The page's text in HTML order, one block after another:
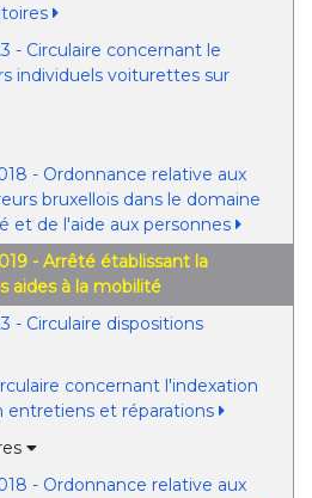
- Circulaire concernant le
individuels voiturettes sur
- Ordonnance relative aux
bruxellois dans le domaine
et de l'aide aux personnes
- Arrêté établissant la
aides à la mobilité
- Circulaire dispositions
concernant l'indexation
entretiens et réparations
- Ordonnance relative aux